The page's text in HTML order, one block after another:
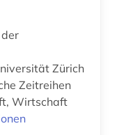
Zürich
Zeitreihen
Wirtschaft